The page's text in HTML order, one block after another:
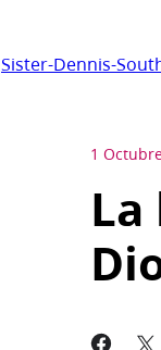
Sister-Dennis-
1